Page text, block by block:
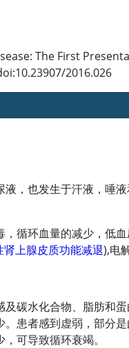
The First
2016.026
，也发生于汗液，唾
循环血量的减少，低
肾上腺皮质功能减退),电
及碳水化合物、脂肪和
。患者感到虚弱，部分
可导致循环衰竭。